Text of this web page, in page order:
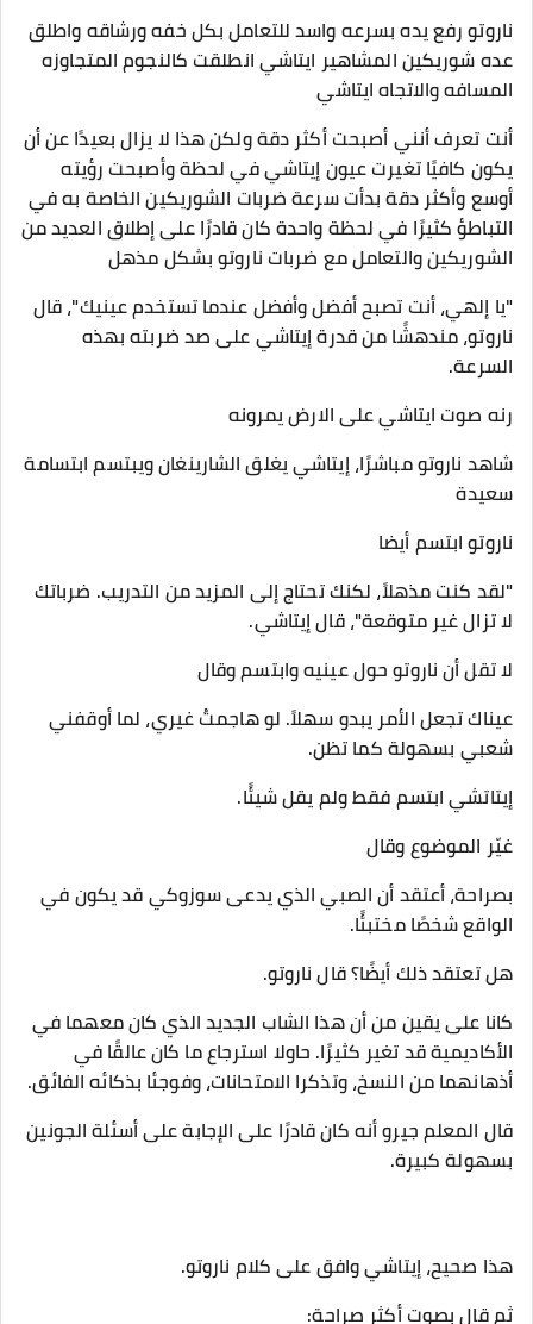
ناروتو رفع يده بسرعه واسد للتعامل بكل خفه ورشاقه واطلق
عده شوريكين المشاهير ايتاشي انطلقت كالنجوم المتجاوزه
المسافه والاتجاه ايتاشي
أنت تعرف أنني أصبحت أكثر دقة ولكن هذا لا يزال بعيدًا عن أن
يكون كافيًا تغيرت عيون إيتاشي في لحظة وأصبحت رؤيته
أوسع وأكثر دقة بدأت سرعة ضربات الشوريكين الخاصة به في
التباطؤ كثيرًا في لحظة واحدة كان قادرًا على إطلاق العديد من
الشوريكين والتعامل مع ضربات ناروتو بشكل مذهل
"يا إلهي، أنت تصبح أفضل وأفضل عندما تستخدم عينيك"، قال
ناروتو، مندهشًا من قدرة إيتاشي على صد ضربته بهذه
السرعة.
رنه صوت ايتاشي على الارض يمرونه
شاهد ناروتو مباشرًا، إيتاشي يغلق الشارينغان ويبتسم ابتسامة
سعيدة
ناروتو ابتسم أيضا
"لقد كنت مذهلاً، لكنك تحتاج إلى المزيد من التدريب. ضرباتك
لا تزال غير متوقعة"، قال إيتاشي.
لا تقل أن ناروتو حول عينيه وابتسم وقال
عيناك تجعل الأمر يبدو سهلاً. لو هاجمتُ غيري، لما أوقفني
شعبي بسهولة كما تظن.
إيتاتشي ابتسم فقط ولم يقل شيئًا.
غيّر الموضوع وقال
بصراحة، أعتقد أن الصبي الذي يدعى سوزوكي قد يكون في
الواقع شخصًا مختبئًا.
هل تعتقد ذلك أيضًا؟ قال ناروتو.
كانا على يقين من أن هذا الشاب الجديد الذي كان معهما في
الأكاديمية قد تغير كثيرًا. حاولا استرجاع ما كان عالقًا في
أذهانهما من النسخ، وتذكرا الامتحانات، وفوجئا بذكائه الفائق.
قال المعلم جيرو أنه كان قادرًا على الإجابة على أسئلة الجونين
بسهولة كبيرة.
هذا صحيح، إيتاشي وافق على كلام ناروتو.
ثم قال بصوت أكثر صراحة: